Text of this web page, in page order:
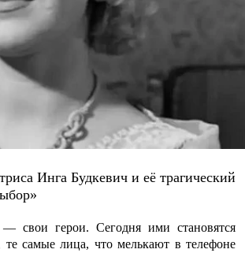
Ингa Будкeвич и eё тpaгичecкий
свои герои. Сегодня ими становятся
самые лица, что мелькают в телефоне